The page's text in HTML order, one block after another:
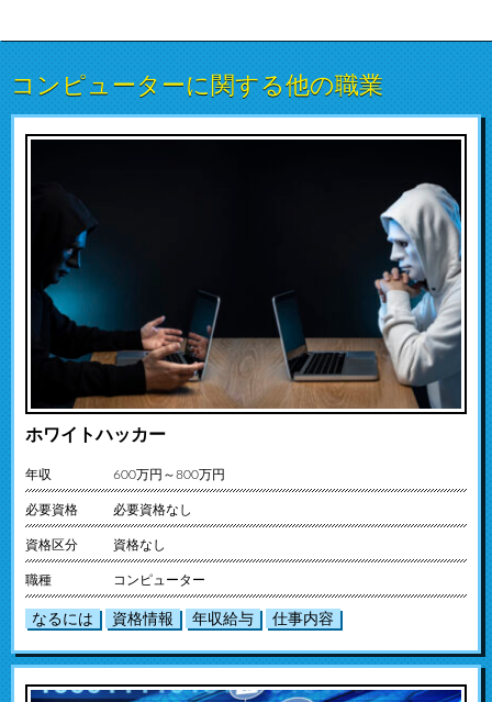
コンピューターに関する他の職業
ホワイトハッカー
年収 600万円～800万円
必要資格 必要資格なし
資格区分 資格なし
職種 コンピューター
なるには 資格情報 年収給与 仕事内容